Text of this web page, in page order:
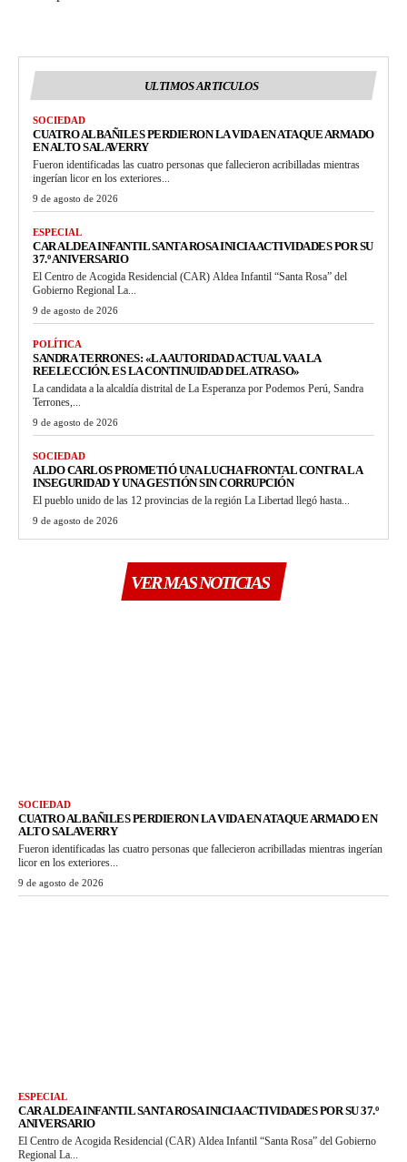
ULTIMOS ARTICULOS
SOCIEDAD
CUATRO ALBAÑILES PERDIERON LA VIDA EN ATAQUE ARMADO
EN ALTO SALAVERRY
Fueron identificadas las cuatro personas que fallecieron acribilladas mientras
ingerían licor en los exteriores...
9 de agosto de 2026
ESPECIAL
CAR ALDEA INFANTIL SANTA ROSA INICIA ACTIVIDADES POR SU
37.º ANIVERSARIO
El Centro de Acogida Residencial (CAR) Aldea Infantil “Santa Rosa” del
Gobierno Regional La...
9 de agosto de 2026
POLÍTICA
SANDRA TERRONES: «LA AUTORIDAD ACTUAL VA A LA
REELECCIÓN. ES LA CONTINUIDAD DEL ATRASO»
La candidata a la alcaldía distrital de La Esperanza por Podemos Perú, Sandra
Terrones,...
9 de agosto de 2026
SOCIEDAD
ALDO CARLOS PROMETIÓ UNA LUCHA FRONTAL CONTRA LA
INSEGURIDAD Y UNA GESTIÓN SIN CORRUPCIÓN
El pueblo unido de las 12 provincias de la región La Libertad llegó hasta...
9 de agosto de 2026
VER MAS NOTICIAS
SOCIEDAD
CUATRO ALBAÑILES PERDIERON LA VIDA EN ATAQUE ARMADO EN
ALTO SALAVERRY
Fueron identificadas las cuatro personas que fallecieron acribilladas mientras ingerían
licor en los exteriores...
9 de agosto de 2026
ESPECIAL
CAR ALDEA INFANTIL SANTA ROSA INICIA ACTIVIDADES POR SU 37.º
ANIVERSARIO
El Centro de Acogida Residencial (CAR) Aldea Infantil “Santa Rosa” del Gobierno
Regional La...